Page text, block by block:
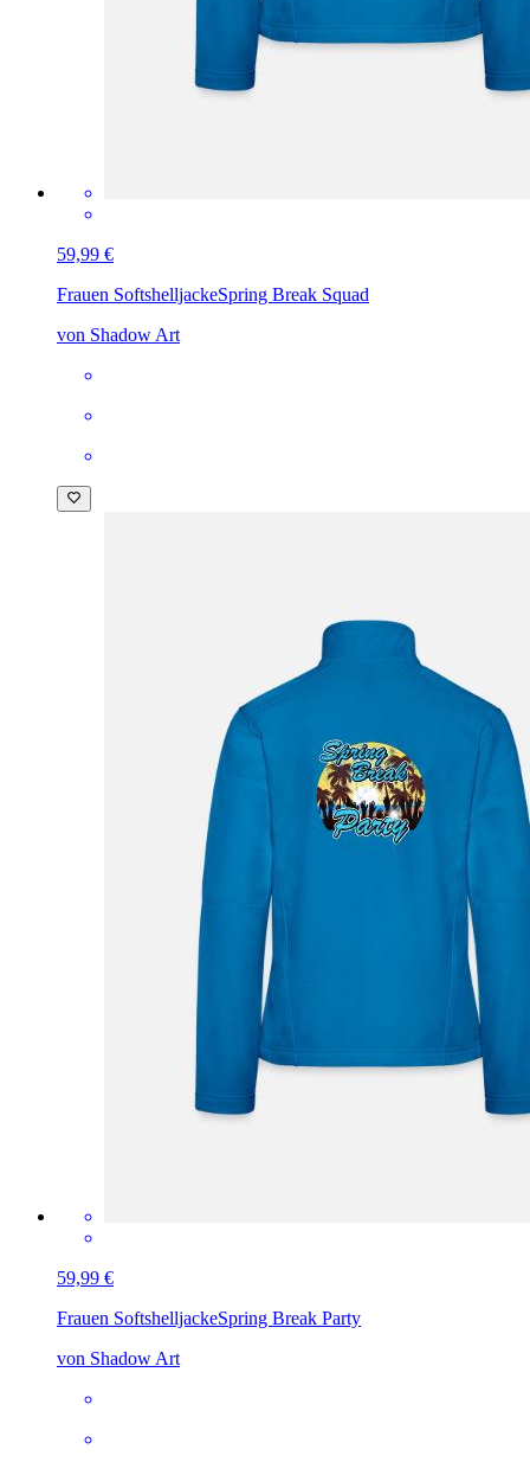
59,99 €
Frauen SoftshelljackeSpring Break Squad
von Shadow Art
59,99 €
Frauen SoftshelljackeSpring Break Party
von Shadow Art